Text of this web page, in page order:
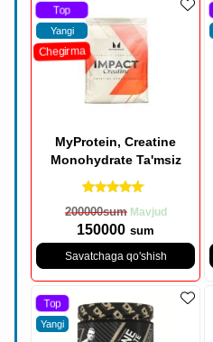
Top
Yangi
Chegirma
MyProtein, Creatine
Monohydrate Ta'msiz
250g
200000sum Mavjud
150000 sum
Savatchaga qo'shish
Top
Yangi